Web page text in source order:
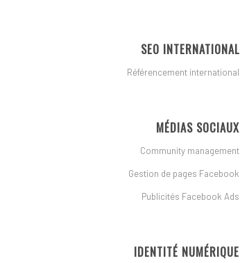
SEO INTERNATIONAL
Référencement international
MÉDIAS SOCIAUX
Community management
Gestion de pages Facebook
Publicités Facebook Ads
IDENTITÉ NUMÉRIQUE